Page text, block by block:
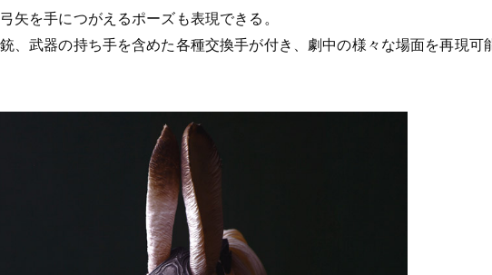
矢を手につがえるポーズも表現できる。
、武器の持ち手を含めた各種交換手が付き、劇中の様々な場面を再現可